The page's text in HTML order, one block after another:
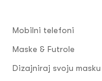
Mobilni telefoni
Maske & Futrole
Dizajniraj svoju masku